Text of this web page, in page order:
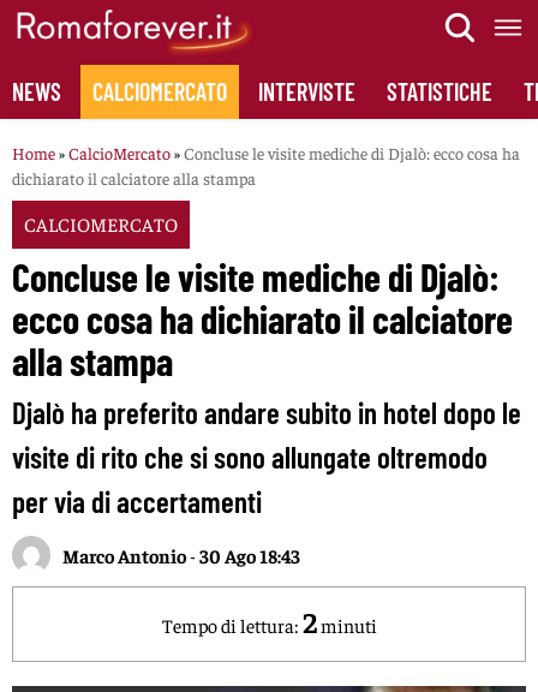
Skip
content
NEWS CALCIOMERCATO INTERVISTE STATISTICHE
Home»CalcioMercato»Concluse le visite mediche di Djalò: ecco cosa ha
dichiarato il calciatore alla stampa
CALCIOMERCATO
Concluse le visite mediche di Djalò:
ecco cosa ha dichiarato il calciatore
alla stampa
Djalò ha preferito andare subito in hotel dopo le
visite di rito che si sono allungate oltremodo
per via di accertamenti
Marco Antonio-30 Ago 18:43
Tempo di lettura: 2minuti